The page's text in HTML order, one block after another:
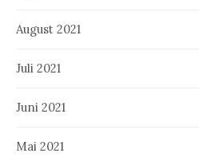
August 2021
Juli 2021
Juni 2021
Mai 2021